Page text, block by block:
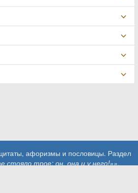
афоризмы и пословицы. Раздел
стояло трое: он, она и у него!»».